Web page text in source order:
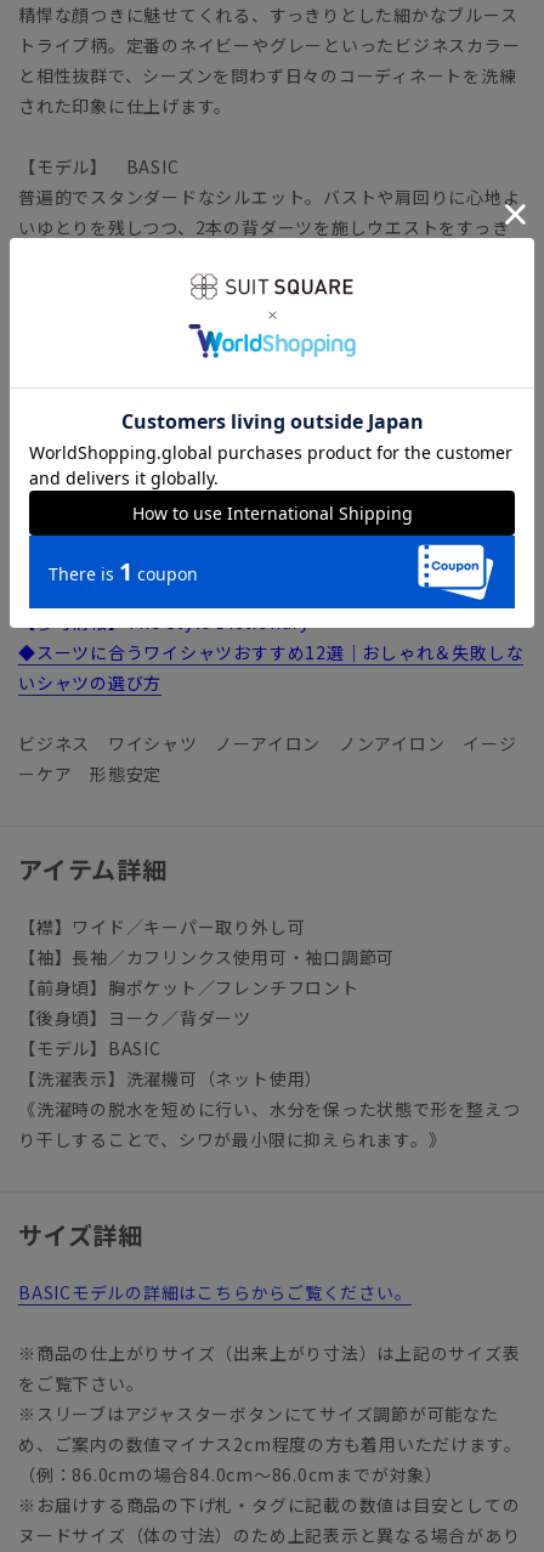
精悍な顔つきに魅せてくれる、すっきりとした細かなブルース
トライプ柄。定番のネイビーやグレーといったビジネスカラー
と相性抜群で、シーズンを問わず日々のコーディネートを洗練
された印象に仕上げます。
【モデル】 BASIC
普遍的でスタンダードなシルエット。バストや肩回りに心地よ
いゆとりを残しつつ、2本の背ダーツを施しウエストをすっき
も襟の立体感をキレイにキープ。こだわりのボタン位置で首元
コットン本来の風合いや機能性をキープしつつ、ポリエステル
をブレンドして強度を高めています。
【機能】
NON IRON（ノンアイロン）／言葉通り“アイロン掛けが不
要”な、画期的な『NON IRON』ドレスシャツです。
◆スーツに合うワイシャツおすすめ12選｜おしゃれ＆失敗しな
いシャツの選び方
ビジネス ワイシャツ ノーアイロン ノンアイロン イージ
ーケア 形態安定
アイテム詳細
【襟】ワイド／キーパー取り外し可
【袖】長袖／カフリンクス使用可・袖口調節可
【前身頃】胸ポケット／フレンチフロント
【後身頃】ヨーク／背ダーツ
【モデル】BASIC
【洗濯表示】洗濯機可（ネット使用）
《洗濯時の脱水を短めに行い、水分を保った状態で形を整えつ
り干しすることで、シワが最小限に抑えられます。》
サイズ詳細
BASICモデルの詳細はこちらからご覧ください。
※商品の仕上がりサイズ（出来上がり寸法）は上記のサイズ表
をご覧下さい。
※スリーブはアジャスターボタンにてサイズ調節が可能なた
め、ご案内の数値マイナス2cm程度の方も着用いただけます。
（例：86.0cmの場合84.0cm～86.0cmまでが対象）
※お届けする商品の下げ札・タグに記載の数値は目安としての
ヌードサイズ（体の寸法）のため上記表示と異なる場合があり